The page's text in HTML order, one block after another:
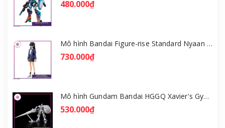
480.000₫
Mô hình Bandai Figure-rise Standard Nyaan - Gundam GQuuuuuuX [GDB] [FRS]
730.000₫
Mô hình Gundam Bandai HGGQ Xavier's Gyan Hakuji-Packs 1/144 [GDB] [BHG]
530.000₫